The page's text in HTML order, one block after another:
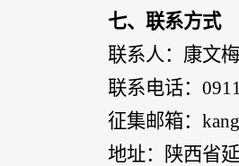
七、联系方式
联系人： 康文梅
联系电话：
征集邮箱：
地址：陕西省